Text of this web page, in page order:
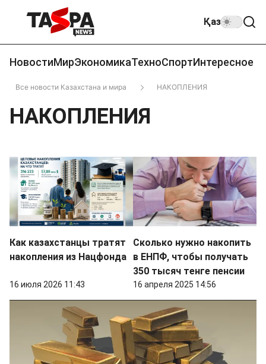
Қаз
НовостиМирЭкономикаТехноСпортИнтересное
Все новости Казахстана и мира НАКОПЛЕНИЯ
НАКОПЛЕНИЯ
Как казахстанцы тратят
накопления из Нацфонда
16 июля 2026 11:43
Сколько нужно накопить
в ЕНПФ, чтобы получать
350 тысяч тенге пенсии
16 апреля 2025 14:56